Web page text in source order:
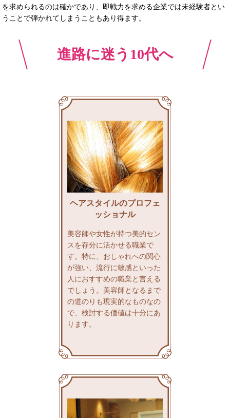
を求められるのは確かであり、即戦力を求める企業では未経験者とい
うことで弾かれてしまうこともあり得ます。
進路に迷う10代へ
ヘアスタイルのプロフェ
ッショナル
美容師や女性が持つ美的セン
スを存分に活かせる職業で
す。特に、おしゃれへの関心
が強い、流行に敏感といった
人におすすめの職業と言える
でしょう。美容師となるまで
の道のりも現実的なものなの
で、検討する価値は十分にあ
ります。